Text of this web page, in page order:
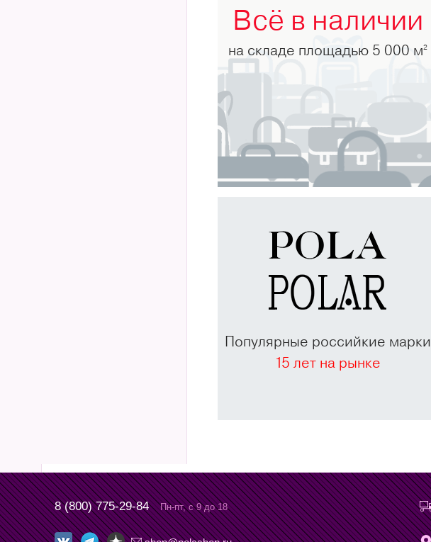
Всё в наличии
на складе площадью 5 000 м2
Популярные российкие марки
15 лет на рынке
8 (800) 775-29-84 Пн-пт, с 9 до 18